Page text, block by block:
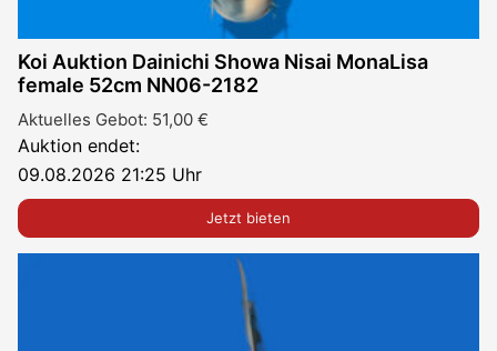
Koi Auktion Dainichi Showa Nisai MonaLisa
female 52cm NN06-2182
Aktuelles Gebot: 51,00 €
Auktion endet:
09.08.2026 21:25 Uhr
Jetzt bieten